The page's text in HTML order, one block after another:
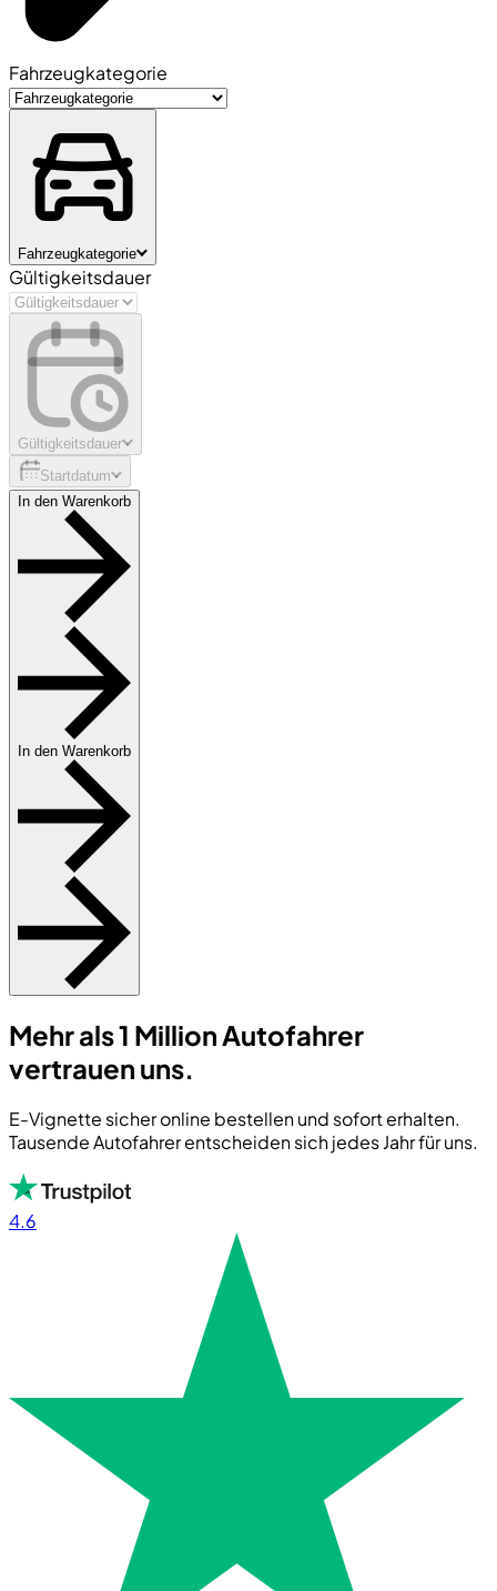
Fahrzeugkategorie
Fahrzeugkategorie
Gültigkeitsdauer
Gültigkeitsdauer
Startdatum
In den Warenkorb
In den Warenkorb
Mehr als 1 Million Autofahrer
vertrauen uns.
E-Vignette sicher online bestellen und sofort erhalten.
Tausende Autofahrer entscheiden sich jedes Jahr für uns.
4.6